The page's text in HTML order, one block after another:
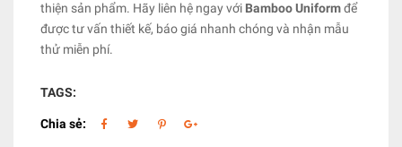
thiện sản phẩm. Hãy liên hệ ngay với Bamboo Uniformđể
được tư vấn thiết kế, báo giá nhanh chóng và nhận mẫu
thử miễn phí.
TAGS:
Chia sẻ: